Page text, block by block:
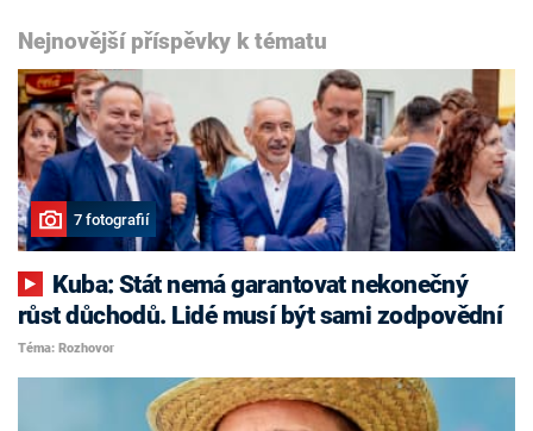
Nejnovější příspěvky k tématu
7 fotografií
růst důchodů. Lidé musí být sami zodpovědní
Téma: Rozhovor